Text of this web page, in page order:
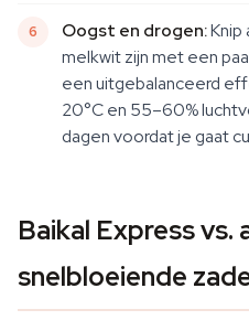
Oogst en drogen:
melkwit zijn met een
een uitgebalanceerd
20°C en 55–60%
dagen voordat je gaat
Baikal Express vs.
snelbloeiende